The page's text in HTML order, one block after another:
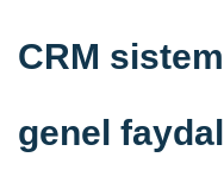
CRM
genel